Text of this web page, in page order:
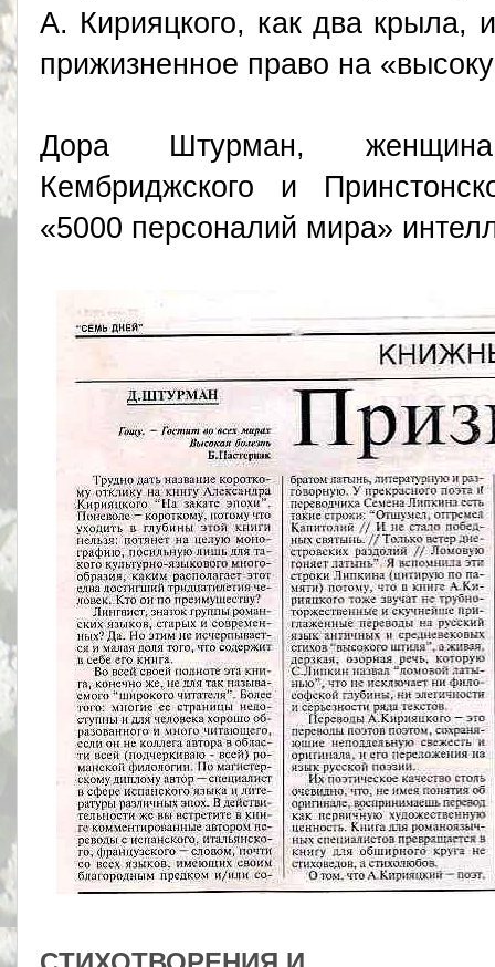
А. Кирияцкого, как два крыла,
прижизненное право на
Дора Штурман, женщина
Кембриджского и
«5000 персоналий мира»